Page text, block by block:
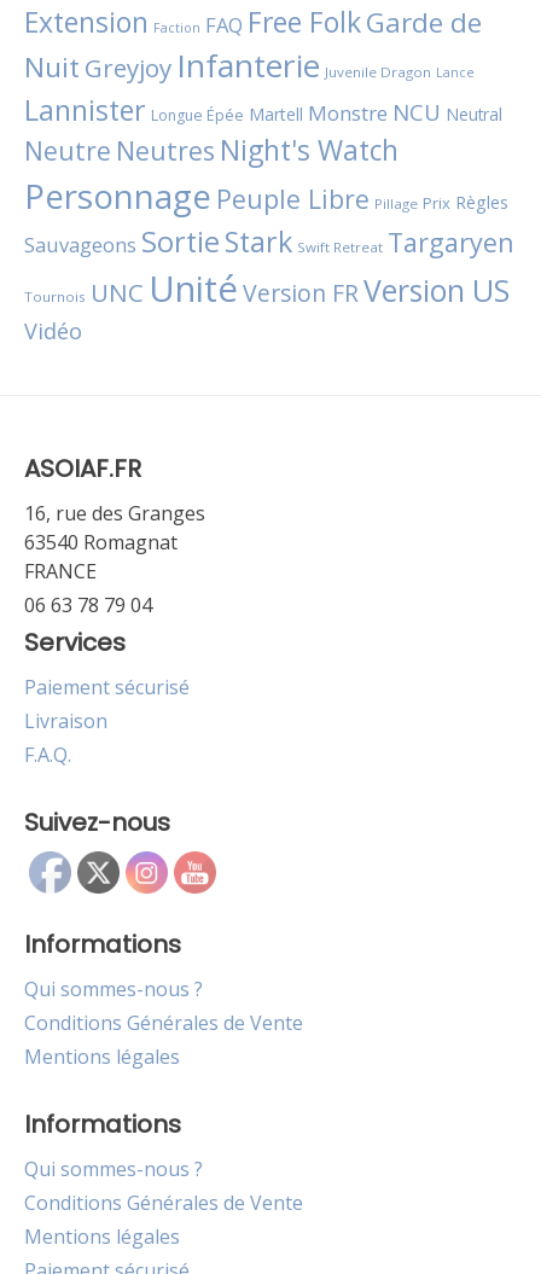
Extension Faction FAQ Free FolkGarde de
Nuit Greyjoy Infanterie Juvenile Dragon Lance
Lannister Longue Épée Martell Monstre NCU Neutral
Neutre Neutres Night's Watch
Personnage Peuple Libre Pillage Prix Règles
Sauvageons SortieStark Swift Retreat Targaryen
Tournois UNC UnitéVersion FRVersion US
Vidéo
ASOIAF.FR
16, rue des Granges
63540 Romagnat
FRANCE
06 63 78 79 04
Services
Paiement sécurisé
Livraison
F.A.Q.
Suivez-nous
Informations
Qui sommes-nous ?
Conditions Générales de Vente
Mentions légales
Informations
Qui sommes-nous ?
Conditions Générales de Vente
Mentions légales